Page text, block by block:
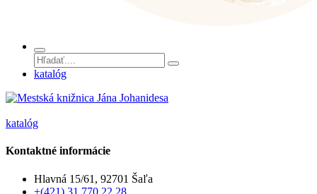
katalóg
katalóg
Kontaktné informácie
Hlavná 15/61, 92701 Šaľa
+(421) 31 770 22 28